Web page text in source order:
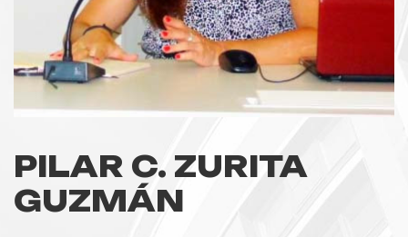
PILAR C. ZURITA
GUZMÁN